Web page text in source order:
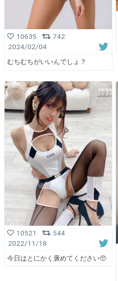
10635
742
2024/02/04
むちむちがいいんでしょ？
10521
544
2022/11/18
今日はとにかく褒めてください🥺